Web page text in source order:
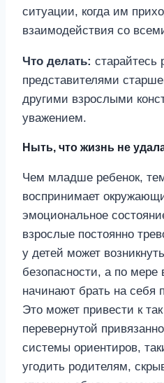
ситуации, когда им
взаимодействия со
Что делать: старайтесь
представителями
другими взрослыми
уважением.
Ныть, что жизнь не
Чем младше ребенок,
воспринимает
эмоциональное
взрослые постоянно
у детей может
безопасности, а по мере
начинают брать на себя
Это может привести к
перевернутой
системы ориентиров,
угодить родителям,